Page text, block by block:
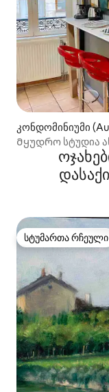
კონდომინიუმი
Მყუდრო სტუდია
მდებარე
სტუმართა რჩეული
სტუმართა რჩეული